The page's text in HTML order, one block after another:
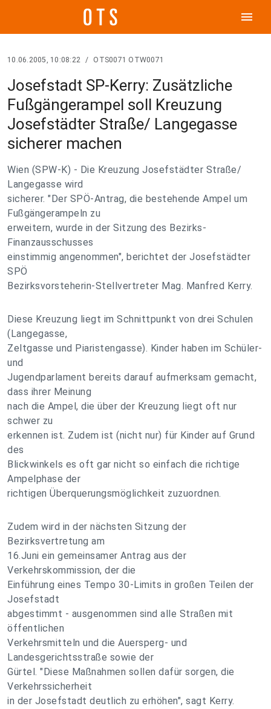
menu
10.06.2005, 10:08:22 / OTS0071 OTW0071
Josefstadt SP-Kerry: Zusätzliche
Fußgängerampel soll Kreuzung
Josefstädter Straße/ Langegasse
sicherer machen
Wien (SPW-K) - Die Kreuzung Josefstädter Straße/
Langegasse wird
sicherer. "Der SPÖ-Antrag, die bestehende Ampel um
Fußgängerampeln zu
erweitern, wurde in der Sitzung des Bezirks-
Finanzausschusses
einstimmig angenommen", berichtet der Josefstädter
SPÖ
Bezirksvorsteherin-Stellvertreter Mag. Manfred Kerry.
Diese Kreuzung liegt im Schnittpunkt von drei Schulen
(Langegasse,
Zeltgasse und Piaristengasse). Kinder haben im Schüler-
und
Jugendparlament bereits darauf aufmerksam gemacht,
dass ihrer Meinung
nach die Ampel, die über der Kreuzung liegt oft nur
schwer zu
erkennen ist. Zudem ist (nicht nur) für Kinder auf Grund
des
Blickwinkels es oft gar nicht so einfach die richtige
Ampelphase der
richtigen Überquerungsmöglichkeit zuzuordnen.
Zudem wird in der nächsten Sitzung der
Bezirksvertretung am
16.Juni ein gemeinsamer Antrag aus der
Verkehrskommission, der die
Einführung eines Tempo 30-Limits in großen Teilen der
Josefstadt
abgestimmt - ausgenommen sind alle Straßen mit
öffentlichen
Verkehrsmitteln und die Auersperg- und
Landesgerichtsstraße sowie der
Gürtel. "Diese Maßnahmen sollen dafür sorgen, die
Verkehrssicherheit
in der Josefstadt deutlich zu erhöhen", sagt Kerry.